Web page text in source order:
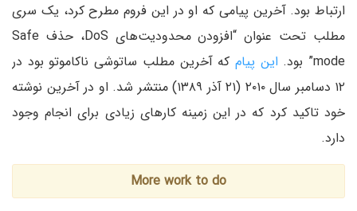
ارتباط بود. آخرین پیامی که او در این فروم مطرح کرد، یک سری
مطلب تحت عنوان “افزودن محدودیت‌های DoS، حذف Safe
mode” بود.
این پیام که آخرین مطلب ساتوشی ناکاموتو بود در
۱۲ دسامبر سال ۲۰۱۰ (۲۱ آذر ۱۳۸۹) منتشر شد. او در آخرین نوشته
خود تاکید کرد که در این زمینه کارهای زیادی برای انجام وجود
دارد.
More work to do